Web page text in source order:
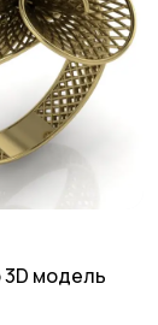
модель